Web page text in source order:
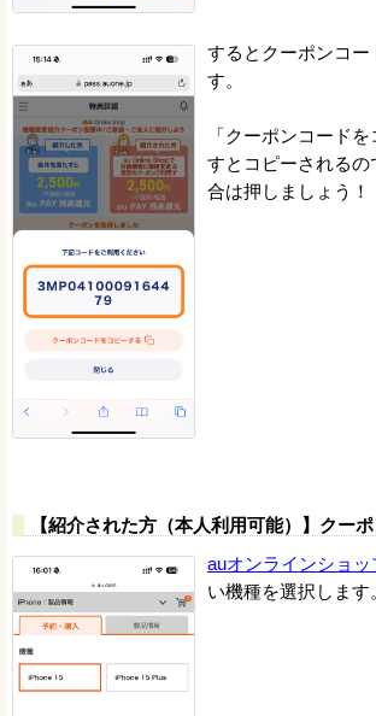
するとクーポンコー
す。
「クーポンコード
すとコピーされる
合は押しましょう！
【紹介された方（本人利用可能）】クー
auオンラインショッ
い機種を選択します